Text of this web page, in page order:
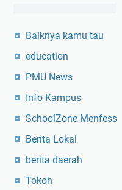
Baiknya kamu tau
education
PMU News
Info Kampus
SchoolZone Menfess
Berita Lokal
berita daerah
Tokoh